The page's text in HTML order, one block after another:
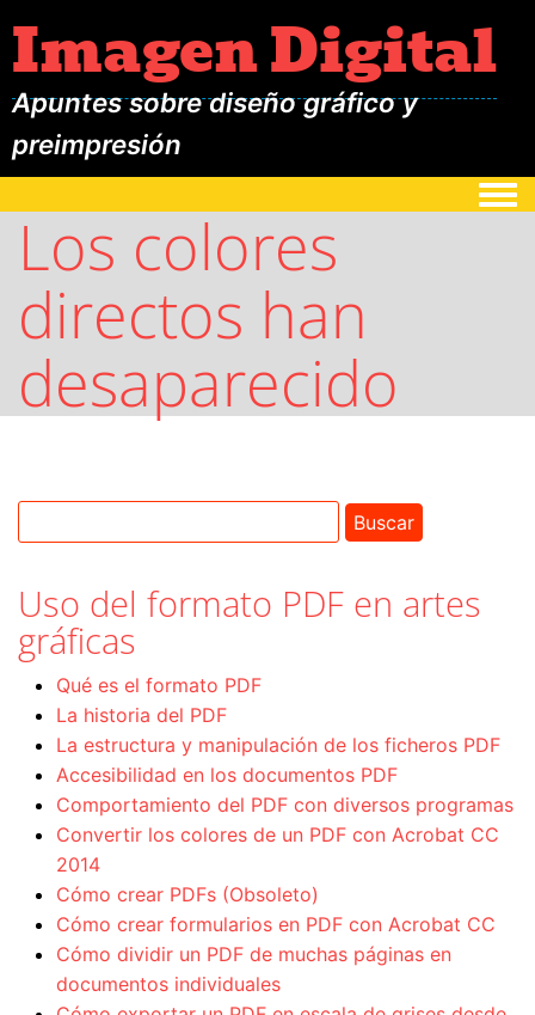
Imagen Digital
Apuntes sobre diseño gráfico y
preimpresión
Los colores
directos han
desaparecido
Uso del formato PDF en artes
gráficas
Qué es el formato PDF
La historia del PDF
La estructura y manipulación de los ficheros PDF
Accesibilidad en los documentos PDF
Comportamiento del PDF con diversos programas
Convertir los colores de un PDF con Acrobat CC
2014
Cómo crear PDFs (Obsoleto)
Cómo crear formularios en PDF con Acrobat CC
Cómo dividir un PDF de muchas páginas en
documentos individuales